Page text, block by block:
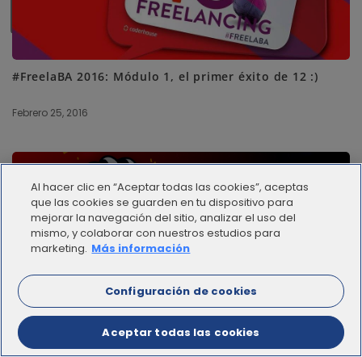
SUBSCRIBE ME
#FreelaBA 2016: Módulo 1, el primer éxito de 12 :)
Febrero 25, 2016
¡Así vivimos el Módulo 2 del #FreelaBA!
Junio 9, 2016
Al hacer clic en “Aceptar todas las cookies”, aceptas
que las cookies se guarden en tu dispositivo para
mejorar la navegación del sitio, analizar el uso del
mismo, y colaborar con nuestros estudios para
marketing. Más información
Configuración de cookies
Aceptar todas las cookies